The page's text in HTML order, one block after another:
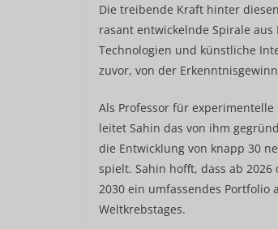
Die treibende Kraft hinter
rasant entwickelnde Spirale
Technologien und künstliche
zuvor, von der
Als Professor für
leitet Sahin das von ihm
die Entwicklung von knapp 30
spielt. Sahin hofft, dass ab
2030 ein umfassendes Portfolio
Weltkrebstages.